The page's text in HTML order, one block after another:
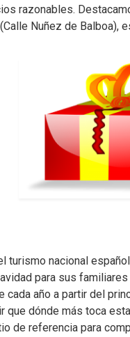
razonables.
Nuñez de
turismo nacional
para sus
cada año a partir del
que dónde más toca
de referencia para